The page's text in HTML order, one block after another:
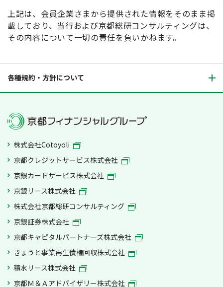
上記は、会員企業さまから提供された情報をそのまま掲
載しており、当行および京都総研コンサルティングは、
その内容について一切の責任を負いかねます。
各種規約・方針について
株式会社Cotoyoli
京都クレジットサービス株式会社
京銀カードサービス株式会社
京銀リース株式会社
株式会社京都総研コンサルティング
京銀証券株式会社
京都キャピタルパートナーズ株式会社
きょうと事業再生債権回収株式会社
積水リース株式会社
京都Ｍ＆Ａアドバイザリー株式会社